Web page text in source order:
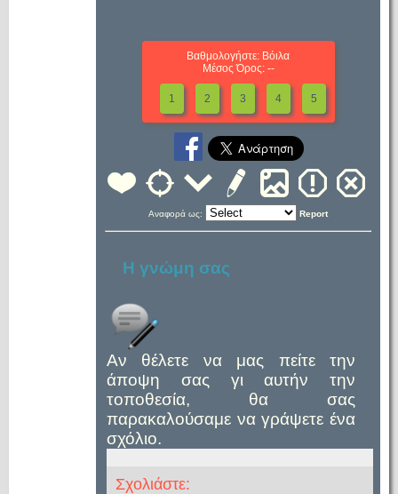
Βαθμολογήστε: Βόιλα
Μέσος Όρος: --
1 2 3 4 5
Αναφορά ως: Report
Η γνώμη σας
Αν θέλετε να μας πείτε την
άποψη σας γι αυτήν την
τοποθεσία, θα σας
παρακαλούσαμε να γράψετε ένα
σχόλιο.
Σχολιάστε: